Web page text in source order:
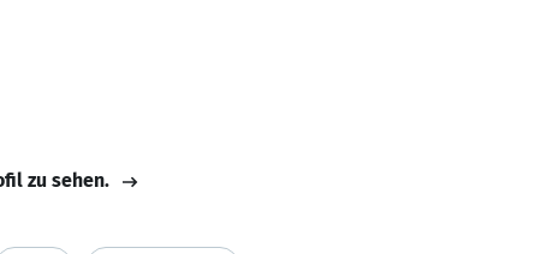
zu sehen.